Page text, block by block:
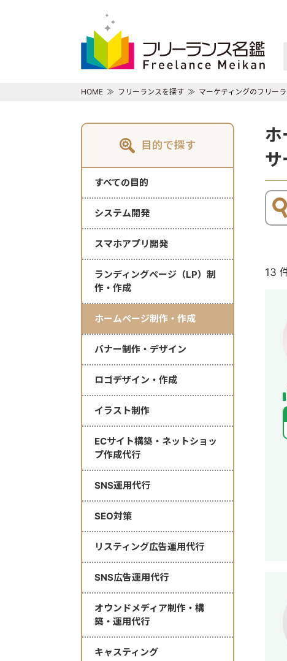
HOME フリーランスを探す マーケティングのフリー
目的で探す
すべての目的
システム開発
スマホアプリ開発
ランディングページ（LP）制
作・作成
ホームページ制作・作成
バナー制作・デザイン
ロゴデザイン・作成
イラスト制作
ECサイト構築・ネットショッ
プ作成代行
SNS運用代行
SEO対策
リスティング広告運用代行
SNS広告運用代行
オウンドメディア制作・構
築・運用代行
キャスティング
ホ
サ
13